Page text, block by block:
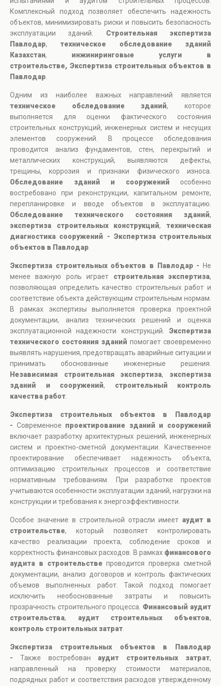
Комплексный подход позволяет обеспечить надежность
объектов, минимизировать риски и повысить безопасность
эксплуатации зданий. Строительная экспертиза
Павлодар,техническое обследование зданий
Казахстан, инжиниринговые услуги в
строительстве, Экспертиза строительных объектов в
Павлодар
Одним из наиболее важных направлений является
техническое обследование зданий, которое
выполняется для оценки фактического состояния
строительных конструкций, инженерных систем и несущих
элементов сооружений. В процессе обследования
проводится анализ фундаментов, стен, перекрытий и
металлических конструкций, выявляются дефекты,
трещины, коррозия и признаки физического износа.
Обследование зданий и сооружений особенно
востребовано при реконструкции, капитальном ремонте,
перепланировке и вводе объектов в эксплуатацию.
Обследование технического состояния зданий,
экспертиза строительных конструкций,техническая
диагностика сооружений - Экспертиза строительных
объектов в Павлодар
Экспертиза строительных объектов в Павлодар -
Не
менее важную роль играет строительная экспертиза,
позволяющая определить качество строительных работ и
соответствие объекта действующим строительным нормам.
В рамках экспертизы выполняется проверка проектной
документации, анализ технических решений и оценка
эксплуатационной надежности конструкций. Экспертиза
технического состояния зданий помогает своевременно
выявлять нарушения, предотвращать аварийные ситуации и
принимать обоснованные инженерные решения.
Независимая строительная экспертиза,экспертиза
зданий и сооружений, строительный контроль
качества работ
Экспертиза строительных объектов в Павлодар
- Современное проектирование зданий и сооружений
включает разработку архитектурных решений, инженерных
систем и проектно-сметной документации. Качественное
проектирование обеспечивает надежность объекта,
оптимизацию строительных процессов и соответствие
нормативным требованиям. При разработке проектов
учитываются особенности эксплуатации зданий, нагрузки на
конструкции и требования к энергоэффективности.
Особое значение в строительной отрасли имеет аудит в
строительстве, который позволяет контролировать
качество реализации проекта, соблюдение сроков и
корректность финансовых расходов. В рамках финансового
аудита в строительстве проводится проверка сметной
документации, анализ договоров и контроль фактических
объемов выполненных работ. Такой подход помогает
исключить необоснованные затраты и повысить
прозрачность строительного процесса. Финансовый аудит
строительства, аудит строительных объектов,
контроль строительных затрат
Экспертиза строительных объектов в Павлодар
- Также востребован аудит строительных затрат,
направленный на проверку стоимости материалов,
подрядных работ и соответствия расходов утвержденному